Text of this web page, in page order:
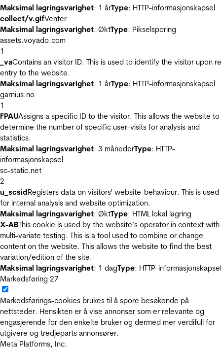
Maksimal lagringsvarighet: 1 årType: HTTP-informasjonskapsel
collect/v.gifVenter
Maksimal lagringsvarighet: ØktType: Pikselsporing
assets.voyado.com
1
_vaContains an visitor ID. This is used to identify the visitor upon
entry to the website.
Maksimal lagringsvarighet: 1 årType: HTTP-informasjonskapsel
garnius.no
1
FPAUAssigns a specific ID to the visitor. This allows the website to
determine the number of specific user-visits for analysis and
statistics.
Maksimal lagringsvarighet: 3 månederType: HTTP-
informasjonskapsel
sc-static.net
2
u_scsidRegisters data on visitors' website-behaviour. This is used
for internal analysis and website optimization.
Maksimal lagringsvarighet: ØktType: HTML lokal lagring
X-ABThis cookie is used by the website’s operator in context with
multi-variate testing. This is a tool used to combine or change
content on the website. This allows the website to find the best
variation/edition of the site.
Maksimal lagringsvarighet: 1 dagType: HTTP-informasjonskapsel
Markedsføring 27
Markedsførings-cookies brukes til å spore besøkende på
nettsteder. Hensikten er å vise annonser som er relevante og
engasjerende for den enkelte bruker og dermed mer verdifull for
utgivere og tredjeparts annonsører.
Meta Platforms, Inc.